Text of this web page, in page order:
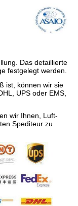
Das detaillierte
festgelegt werden.
ist, können wir sie
UPS oder EMS,
wir Ihnen, Luft-
Spediteur zu